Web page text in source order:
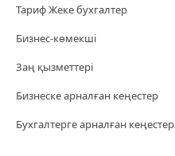
Тариф Жеке бухгалтер
Бизнес-көмекші
Заң қызметтері
Бизнеске арналған кеңестер
Бухгалтерге арналған кеңестер